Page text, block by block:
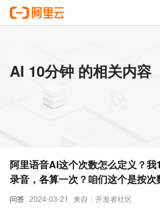
AI 10分钟 的相关内容
问答 2024-03-21 来自：开发者社区
阿里语音AI这个次数怎么定义？
录音，各算一次？咱们这个是按次